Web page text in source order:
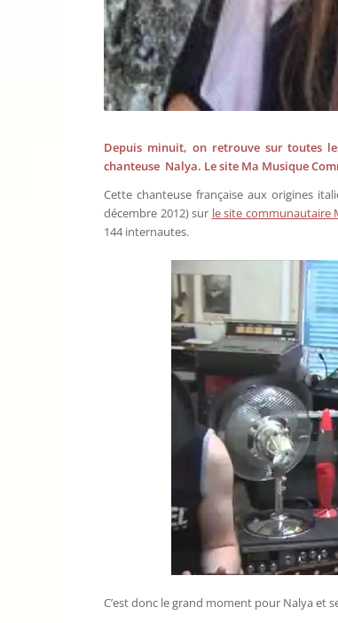
Depuis minuit, on retrouve sur toutes
chanteuse Nalya. Le site Ma Musique
Cette chanteuse française aux origines
décembre 2012) sur le site communautaire
144 internautes.
C’est donc le grand moment pour Nalya et